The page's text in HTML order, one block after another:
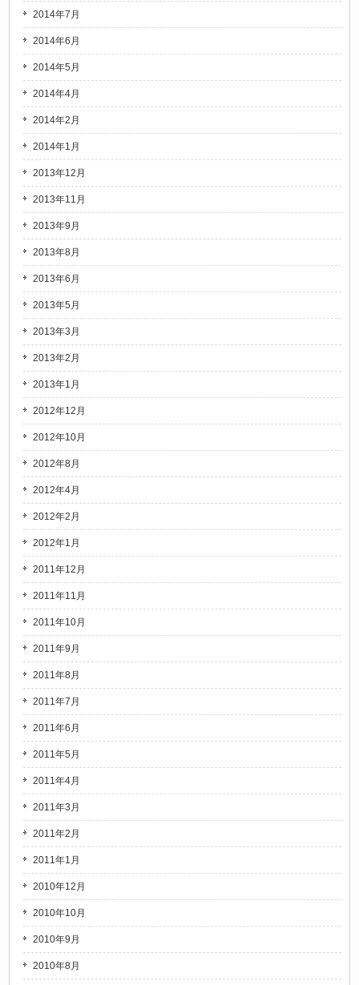
2014年7月
2014年6月
2014年5月
2014年4月
2014年2月
2014年1月
2013年12月
2013年11月
2013年9月
2013年8月
2013年6月
2013年5月
2013年3月
2013年2月
2013年1月
2012年12月
2012年10月
2012年8月
2012年4月
2012年2月
2012年1月
2011年12月
2011年11月
2011年10月
2011年9月
2011年8月
2011年7月
2011年6月
2011年5月
2011年4月
2011年3月
2011年2月
2011年1月
2010年12月
2010年10月
2010年9月
2010年8月